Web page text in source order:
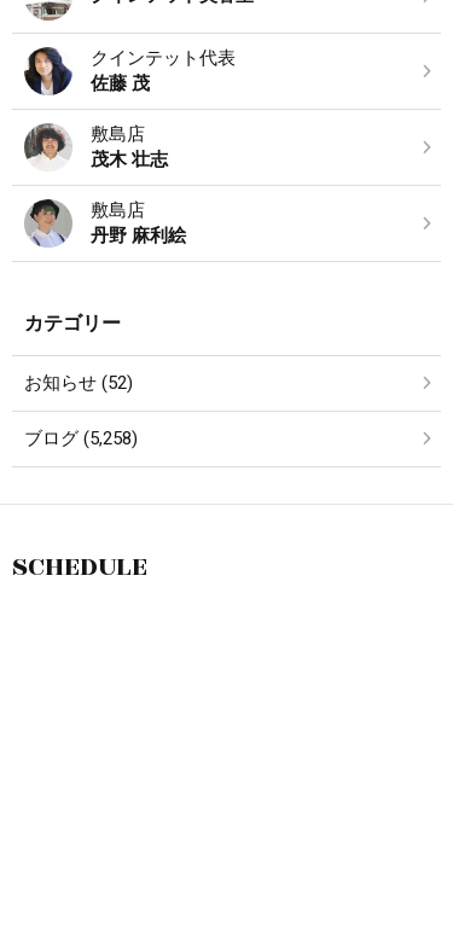
クインテット代表
佐藤 茂
敷島店
茂木 壮志
敷島店
丹野 麻利絵
カテゴリー
お知らせ (52)
ブログ (5,258)
SCHEDULE